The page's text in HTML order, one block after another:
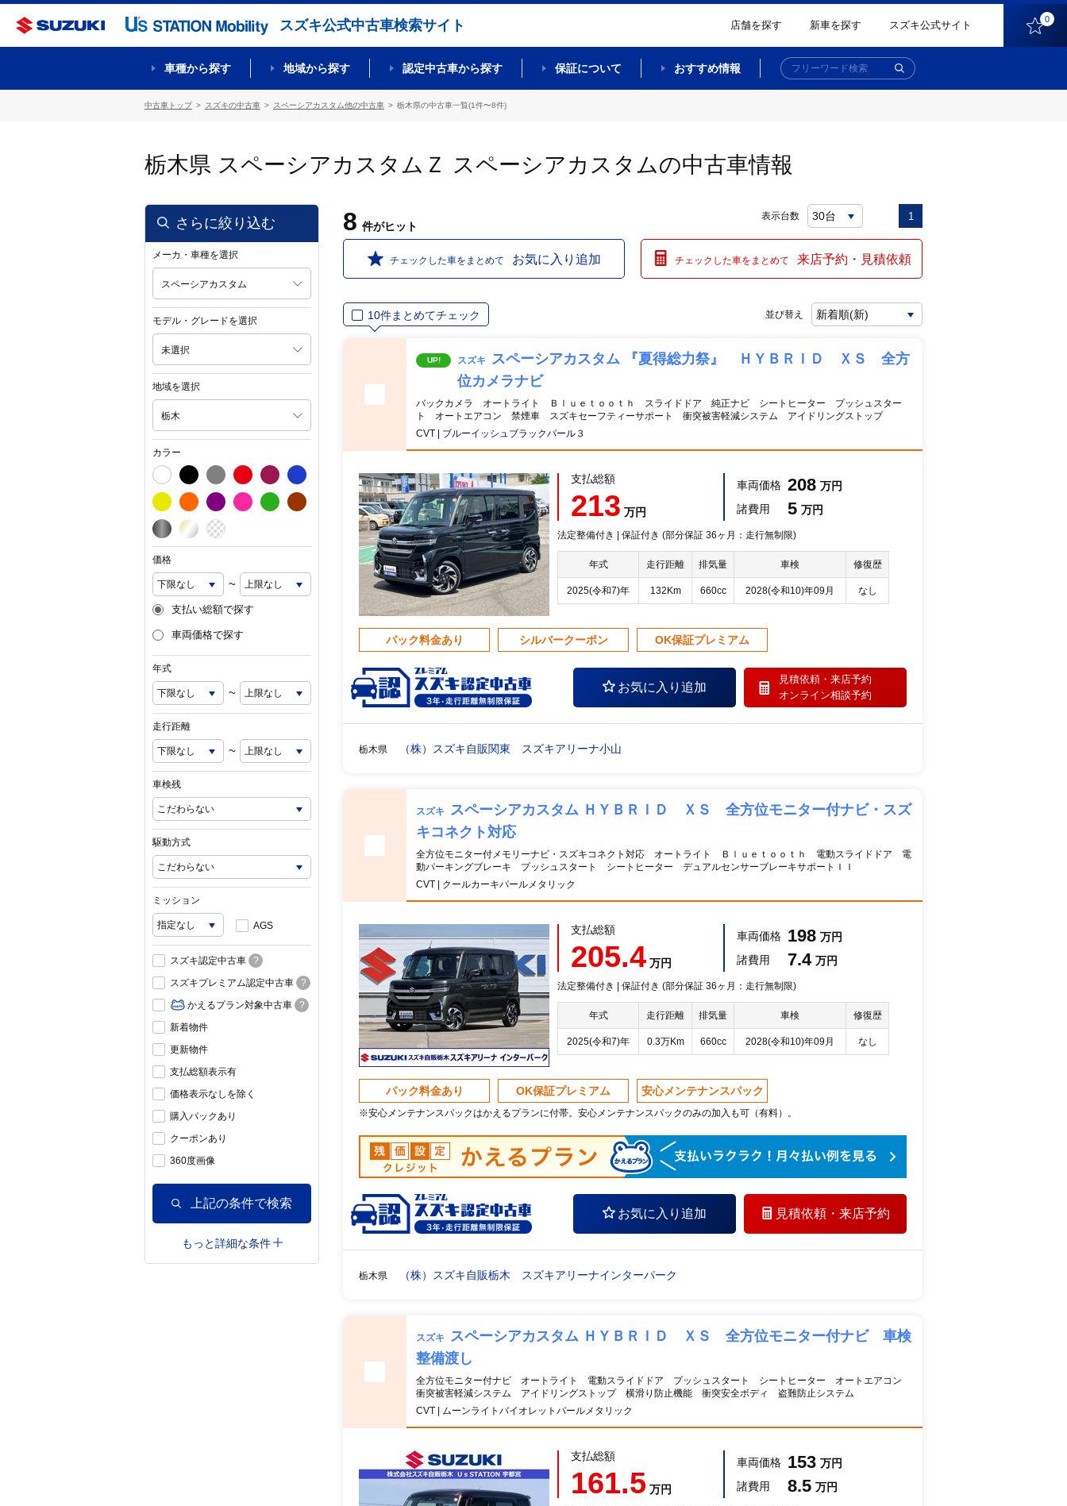
スズキ公式中古車検索サイト 店舗を探す 新車を探す スズキ公式サイト 0
車種から探す 地域から探す 認定中古車から探す 保証について おすすめ情報
中古車トップ スズキの中古車 スペーシアカスタム他の中古車 栃木県の中古車一覧(1件〜8件)
栃木県 スペーシアカスタムＺ スペーシアカスタムの中古車情報
さらに絞り込む
メーカ・車種を選択
スペーシアカスタム
モデル・グレードを選択
未選択
地域を選択
栃木
カラー
価格
~
支払い総額で探す
車両価格で探す
年式
~
走行距離
~
車検残
駆動方式
ミッション
AGS
スズキ認定中古車
?
スズキプレミアム認定中古車
?
かえるプラン対象中古車
?
新着物件
更新物件
支払総額表示有
価格表示なしを除く
購入パックあり
クーポンあり
360度画像
上記の条件で検索
もっと詳細な条件
8 件がヒット
表示台数 1
チェックした車をまとめて お気に入り追加 チェックした車をまとめて 来店予約・見積依頼
10件まとめてチェック 並び替え
UP! スズキ
スペーシアカスタム 『夏得総力祭』 ＨＹＢＲＩＤ ＸＳ 全方
位カメラナビ
バックカメラ オートライト Ｂｌｕｅｔｏｏｔｈ スライドドア 純正ナビ シートヒーター プッシュスター
ト オートエアコン 禁煙車 スズキセーフティーサポート 衝突被害軽減システム アイドリングストップ
CVT | ブルーイッシュブラックパール３
支払総額
213 万円
車両価格 208 万円
諸費用
5 万円
法定整備付き | 保証付き (部分保証 36ヶ月：走行無制限)
年式 走行距離 排気量 車検 修復歴
2025(令和7)年 132Km 660cc 2028(令和10)年09月 なし
パック料金あり シルバークーポン OK保証プレミアム
お気に入り追加
見積依頼・ 来店予約
オンライン相談予約
栃木県 （株）スズキ自販関東 スズキアリーナ小山
スズキ
スペーシアカスタム ＨＹＢＲＩＤ ＸＳ 全方位モニター付ナビ・スズ
キコネクト対応
全方位モニター付メモリーナビ・スズキコネクト対応 オートライト Ｂｌｕｅｔｏｏｔｈ 電動スライドドア 電
動パーキングブレーキ プッシュスタート シートヒーター デュアルセンサーブレーキサポートＩＩ
CVT | クールカーキパールメタリック
支払総額
205.4 万円
車両価格 198 万円
諸費用
7.4 万円
法定整備付き | 保証付き (部分保証 36ヶ月：走行無制限)
年式 走行距離 排気量 車検 修復歴
2025(令和7)年 0.3万Km 660cc 2028(令和10)年09月 なし
パック料金あり OK保証プレミアム 安心メンテナンスパック
※安心メンテナンスパックはかえるプランに付帯。安心メンテナンスパックのみの加入も可（有料）。
お気に入り追加 見積依頼・ 来店予約
栃木県 （株）スズキ自販栃木 スズキアリーナインターパーク
スズキ
スペーシアカスタム ＨＹＢＲＩＤ ＸＳ 全方位モニター付ナビ 車検
整備渡し
全方位モニター付ナビ オートライト 電動スライドドア プッシュスタート シートヒーター オートエアコン
衝突被害軽減システム アイドリングストップ 横滑り防止機能 衝突安全ボディ 盗難防止システム
CVT | ムーンライトバイオレットパールメタリック
支払総額
161.5 万円
車両価格 153 万円
諸費用
8.5 万円